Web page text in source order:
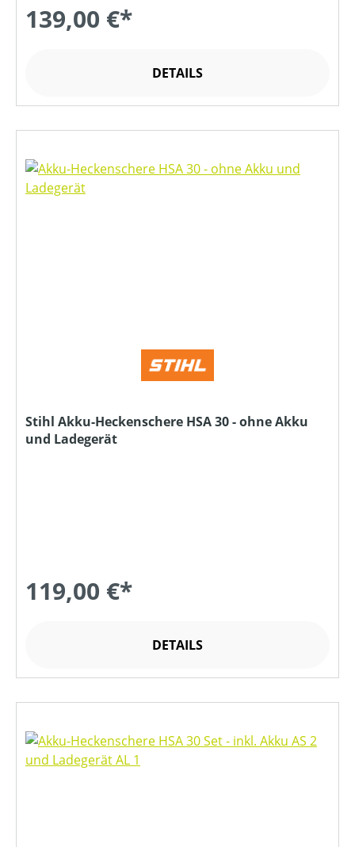
139,00 €*
DETAILS
Stihl Akku-Heckenschere HSA 30 - ohne Akku
und Ladegerät
119,00 €*
DETAILS